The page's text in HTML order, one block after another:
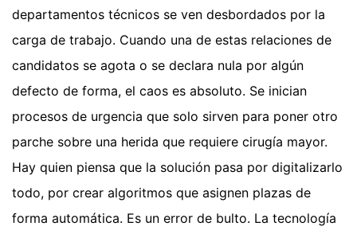
departamentos técnicos se ven desbordados por la
carga de trabajo. Cuando una de estas relaciones de
candidatos se agota o se declara nula por algún
defecto de forma, el caos es absoluto. Se inician
procesos de urgencia que solo sirven para poner otro
parche sobre una herida que requiere cirugía mayor.
Hay quien piensa que la solución pasa por digitalizarlo
todo, por crear algoritmos que asignen plazas de
forma automática. Es un error de bulto. La tecnología